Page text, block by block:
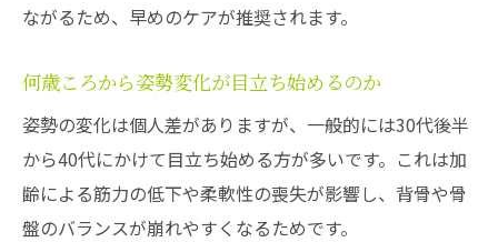
整体の視点で見る体の歪みと年齢の関連性
歪みが進行しやすい年代と整体の効果比較
整体施術が重要となる体のサインと年齢層
自然な範囲の姿勢変化と整体の関係性
ながるため、早めのケアが推奨されます。
何歳ころから姿勢変化が目立ち始めるのか
姿勢の変化は個人差がありますが、一般的には30代後半
から40代にかけて目立ち始める方が多いです。これは加
齢による筋力の低下や柔軟性の喪失が影響し、背骨や骨
盤のバランスが崩れやすくなるためです。